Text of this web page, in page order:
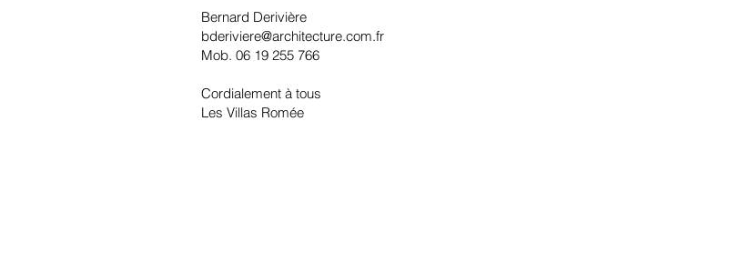
Bernard Derivière
bderiviere@architecture.com.fr
Mob. 06 19 255 766
Cordialement à tous
Les Villas Romée